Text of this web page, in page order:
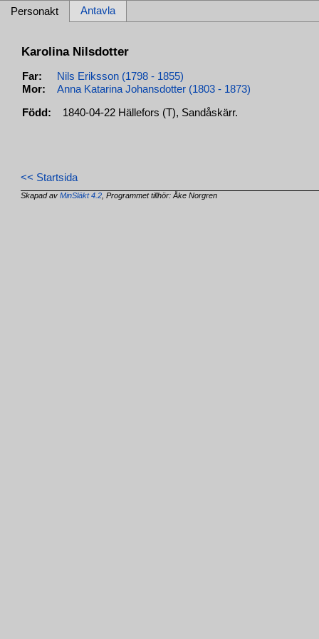
Personakt Antavla
Karolina Nilsdotter
Far:
Nils Eriksson (1798 - 1855)
Mor:
Anna Katarina Johansdotter (1803 - 1873)
Född: 1840-04-22 Hällefors (T), Sandåskärr.
<< Startsida
Skapad avMinSläkt 4.2 , Programmet tillhör: Åke Norgren